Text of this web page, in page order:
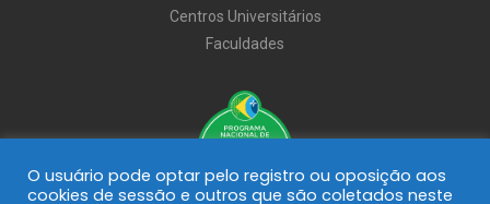
Centros Universitários
Faculdades
O usuário pode optar pelo registro ou oposição aos
cookies de sessão e outros que são coletados neste